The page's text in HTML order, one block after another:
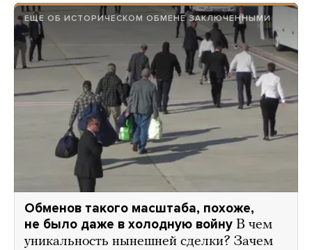
ЕЩЕ ОБ ИСТОРИЧЕСКОМ ОБМЕНЕ ЗАКЛЮЧЕННЫМИ
Обменов такого масштаба, похоже,
не было даже в холодную войну В чем
уникальность нынешней сделки? Зачем